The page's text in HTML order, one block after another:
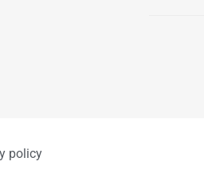
policy